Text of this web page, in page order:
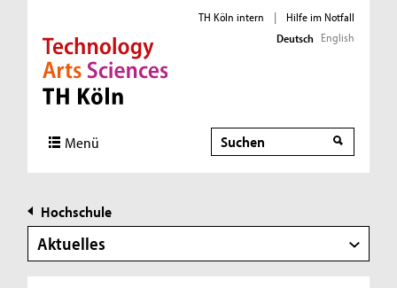
Direkt zur Hauptnavigation
Direkt zur Subnavigation
Direkt zum Inhalt
Direkt zum Fußbereich
TH Köln intern |
Hilfe im Notfall
Deutsch English
Menü Suche
Hochschule
Aktuelles